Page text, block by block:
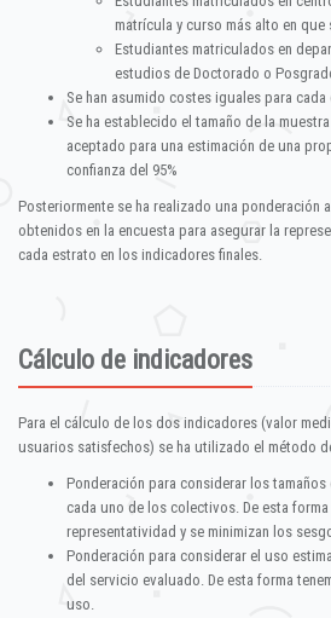
matrícula y curso más alto en
Estudiantes matriculados en
estudios de Doctorado o
Se han asumido costes iguales para
Se ha establecido el tamaño de la
aceptado para una estimación de una
confianza del 95%
Posteriormente se ha realizado una ponderación
obtenidos en la encuesta para asegurar la
cada estrato en los indicadores finales.
Cálculo de indicadores
Para el cálculo de los dos indicadores (valor
usuarios satisfechos) se ha utilizado el método
Ponderación para considerar los
cada uno de los colectivos. De esta
representatividad y se minimizan los
Ponderación para considerar el uso
del servicio evaluado. De esta forma
uso.